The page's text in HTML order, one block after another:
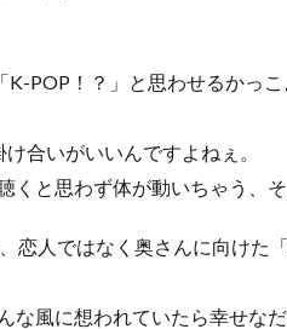
POP！？」と思わせるかっ
合いがいいんですよねぇ。
くと思わず体が動いちゃう、
恋人ではなく奥さんに向けた
な風に想われていたら幸せな